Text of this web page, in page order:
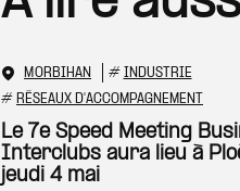
MORBIHAN # INDUSTRIE
# RÉSEAUX D'ACCOMPAGNEMENT
Le 7e Speed Meeting
Interclubs aura lieu à
jeudi 4 mai